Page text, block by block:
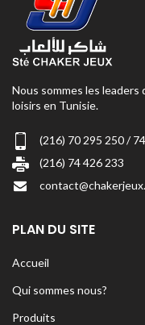
Nous sommes les
loisirs en Tunisie.
(216) 70 295 250 /
(216) 74 426 233
PLAN DU SITE
Accueil
Qui sommes nous?
Produits